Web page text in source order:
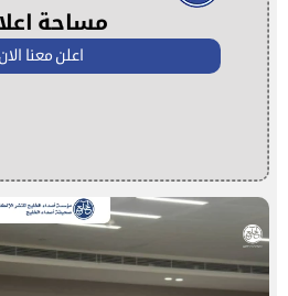
مساحة
اعلن معنا الان